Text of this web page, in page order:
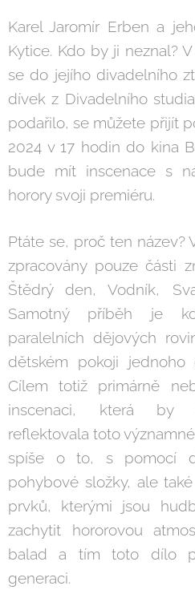
Karel Jaromír Erben a
Kytice. Kdo by ji neznal?
se do jejího divadelního
dívek z Divadelního
podařilo, se můžete přijít
2024 v 17 hodin do kina
bude mít inscenace s
horory svoji premiéru.
Ptáte se, proč ten název?
zpracovány pouze části
Štědrý den, Vodník,
Samotný příběh je
paralelních dějových
dětském pokoji jednoho
Cílem totiž primárně
inscenaci, která by
reflektovala toto
spíše o to, s pomocí
pohybové složky, ale
prvků, kterými jsou
zachytit hororovou
balad a tím toto dílo
generaci.